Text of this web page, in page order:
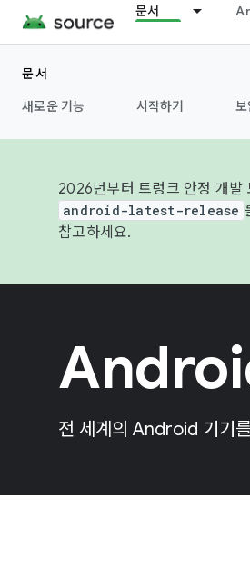
문서
문서
새로운 기능
시작하기 보
2026년부터 트렁크 안정 개발
android-latest-release
참고하세요.
전 세계의 Android 기기